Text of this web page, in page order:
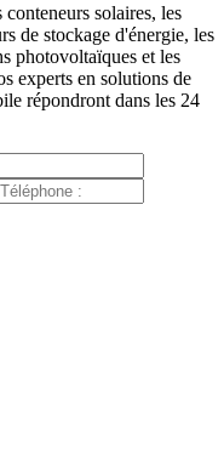
solaires, les
de stockage d'énergie, les
photovoltaïques et les
experts en solutions de
répondront dans les 24